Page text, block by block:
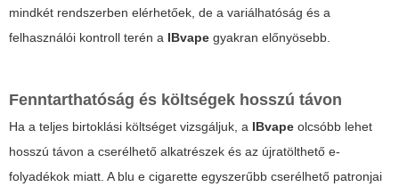
mindkét rendszerben elérhetőek, de a variálhatóság és a
felhasználói kontroll terén a IBvape gyakran előnyösebb.
Fenntarthatóság és költségek hosszú távon
Ha a teljes birtoklási költséget vizsgáljuk, a IBvape olcsóbb lehet
hosszú távon a cserélhető alkatrészek és az újratölthető e-
folyadékok miatt. A blu e cigarette egyszerűbb cserélhető patronjai